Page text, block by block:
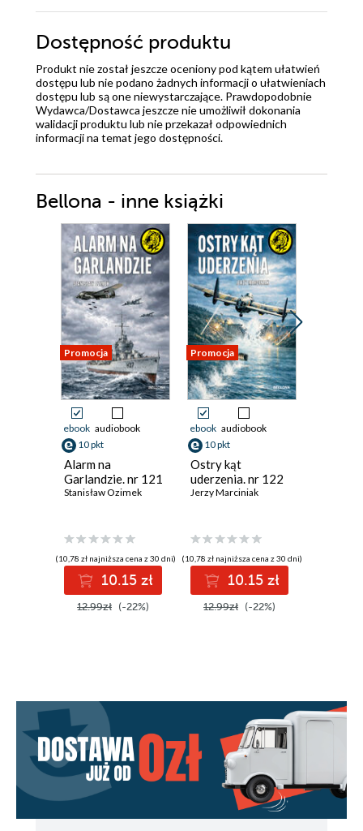
Dostępność produktu
Produkt nie został jeszcze oceniony pod kątem ułatwień
dostępu lub nie podano żadnych informacji o ułatwieniach
dostępu lub są one niewystarczające. Prawdopodobnie
Wydawca/Dostawca jeszcze nie umożliwił dokonania
walidacji produktu lub nie przekazał odpowiednich
informacji na temat jego dostępności.
Bellona - inne książki
Promocja
ebook audiobook
10 pkt
Alarm na
Garlandzie. nr 121
Stanisław Ozimek
(10,78 zł najniższa cena z 30 dni)
10.15 zł
12.99zł (-22%)
Promocja
ebook audiobook
10 pkt
Ostry kąt
uderzenia. nr 122
Jerzy Marciniak
(10,78 zł najniższa cena z 30 dni)
10.15 zł
12.99zł (-22%)